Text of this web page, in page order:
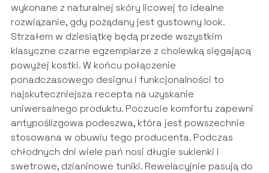
wykonane z naturalnej skóry licowej to idealne
rozwiązanie, gdy pożądany jest gustowny look.
Strzałem w dziesiątkę będą przede wszystkim
klasyczne czarne egzemplarze z cholewką sięgającą
powyżej kostki. W końcu połączenie
ponadczasowego designu i funkcjonalności to
najskuteczniejsza recepta na uzyskanie
uniwersalnego produktu. Poczucie komfortu zapewni
antypoślizgowa podeszwa, która jest powszechnie
stosowana w obuwiu tego producenta. Podczas
chłodnych dni wiele pań nosi długie sukienki i
swetrowe, dzianinowe tuniki. Rewelacyjnie pasują do